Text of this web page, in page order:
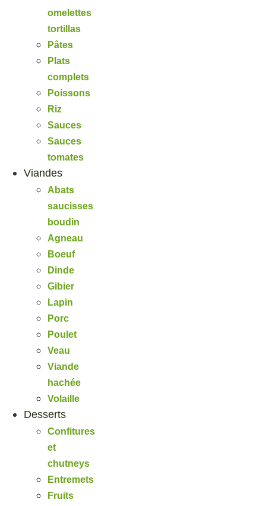
omelettes
tortillas
Pâtes
Plats
complets
Poissons
Riz
Sauces
Sauces
tomates
Viandes
Abats
saucisses
boudin
Agneau
Boeuf
Dinde
Gibier
Lapin
Porc
Poulet
Veau
Viande
hachée
Volaille
Desserts
Confitures
et
chutneys
Entremets
Fruits